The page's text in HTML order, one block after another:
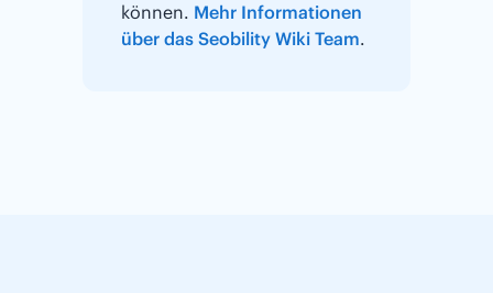
können. Mehr Informationen
über das Seobility Wiki Team.